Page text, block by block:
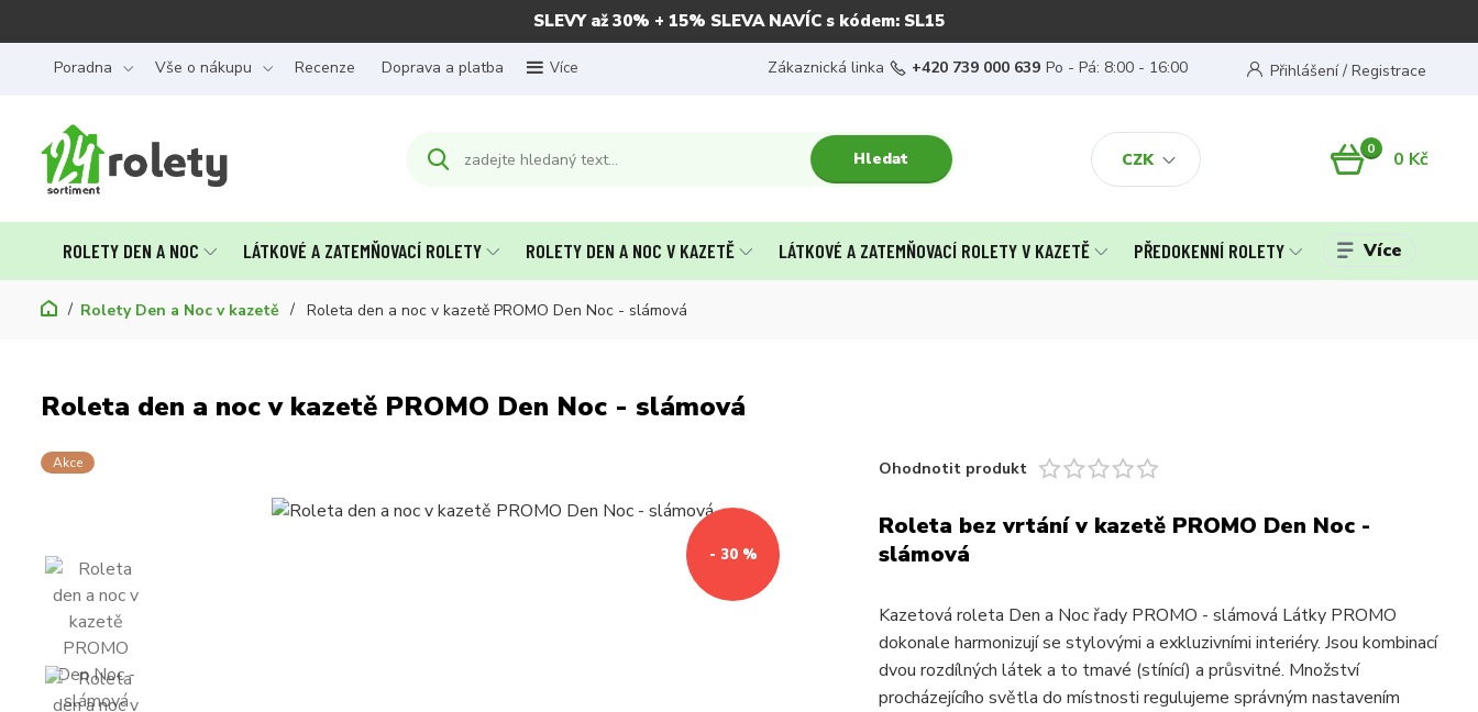
SLEVY až 30% + 15% SLEVA NAVÍC s kódem: SL15
Poradna Vše o nákupu Recenze Doprava a platba Více
CZK
Přihlášení / Registrace
Hledat
Zákaznická linka +420 739 000 639 Po - Pá: 8:00 - 16:00
0 0 Kč
ROLETY DEN A NOC LÁTKOVÉ A ZATEMŇOVACÍ ROLETY ROLETY DEN A NOC V KAZETĚ LÁTKOVÉ A ZATEMŇOVACÍ ROLETY V KAZETĚ PŘEDOKENNÍ ROLETY Více
Rolety Den a Noc v kazetě Roleta den a noc v kazetě PROMO Den Noc - slámová
Roleta den a noc v kazetě PROMO Den Noc - slámová
Akce
- 30 %
Ohodnotit produkt
Roleta bez vrtání v kazetě PROMO Den Noc -
slámová
Kazetová roleta Den a Noc řady PROMO - slámová Látky PROMO
dokonale harmonizují se stylovými a exkluzivními interiéry. Jsou kombinací
dvou rozdílných látek a to tmavé (stínící) a průsvitné. Množství
procházejícího světla do místnosti regulujeme správným nastavením